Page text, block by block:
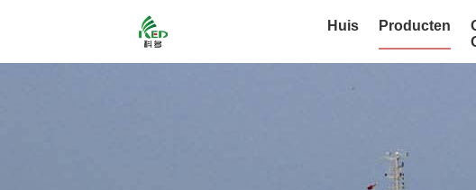
Huis Producten